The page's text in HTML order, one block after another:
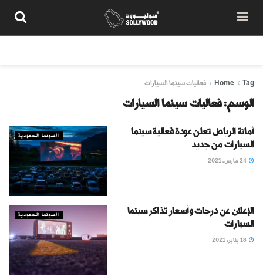
Home Tag فعاليات سينما السيارات
الوسم:فعاليات سينما السيارات
السينما السعودية
أمانة الرياض تعلن عودة فعالية سينما
السيارات من جديد
السينما السعودية
الإعلان عن درجات وأسعار تذاكر سينما
السيارات